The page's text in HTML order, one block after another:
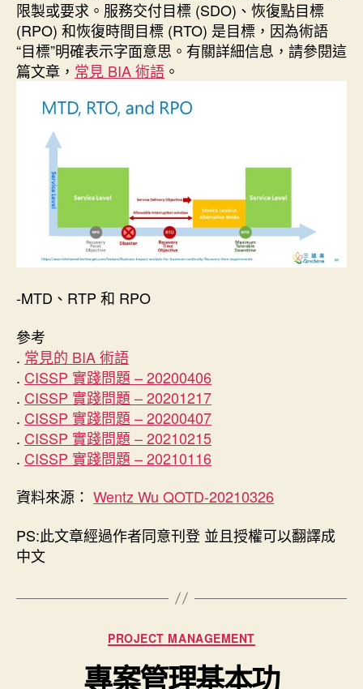
限製或要求。服務交付目標 (SDO)、恢復點目標
(RPO) 和恢復時間目標 (RTO) 是目標，因為術語
“目標”明確表示字面意思。有關詳細信息，請參閱這
篇文章， 常見 BIA 術語 。
-MTD、RTP 和 RPO
參考
. 常見的 BIA 術語
. CISSP 實踐問題 – 20200406
. CISSP 實踐問題 – 20201217
. CISSP 實踐問題 – 20200407
. CISSP 實踐問題 – 20210215
. CISSP 實踐問題 – 20210116
資料來源： Wentz Wu QOTD-20210326
PS:此文章經過作者同意刊登 並且授權可以翻譯成
中文
分
類
PROJECT MANAGEMENT
專案管理基本功